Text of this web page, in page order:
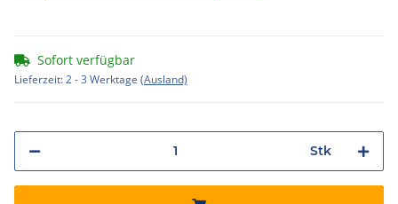
Sofort verfügbar
Lieferzeit:2 - 3 Werktage (Ausland)
Stk